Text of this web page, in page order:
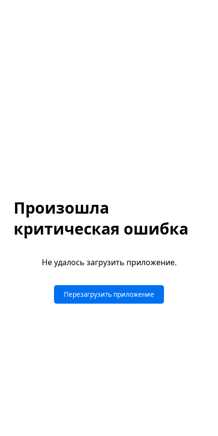
Произошла
критическая ошибка
Не удалось загрузить приложение.
Перезагрузить приложение